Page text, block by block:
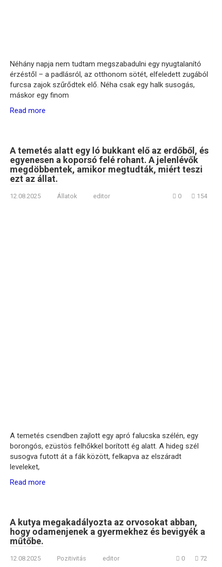
Néhány napja nem tudtam megszabadulni egy nyugtalanító
érzéstől – a padlásról, az otthonom sötét, elfeledett zugából
furcsa zajok szűrődtek elő. Néha csak egy halk susogás,
máskor egy finom
Read more
A temetés alatt egy ló bukkant elő az erdőből, és
egyenesen a koporsó felé rohant. A jelenlévők
megdöbbentek, amikor megtudták, miért teszi
ezt az állat.
12.08.2025 Állatok editor 0 154
A temetés csendben zajlott egy apró falucska szélén, egy
borongós, ezüstös felhőkkel borított ég alatt. A hideg szél
susogva futott át a fák között, felkapva az elszáradt
leveleket,
Read more
A kutya megakadályozta az orvosokat abban,
hogy odamenjenek a gyermekhez és bevigyék a
műtőbe.
12.08.2025 Pozitivitás editor 0 72